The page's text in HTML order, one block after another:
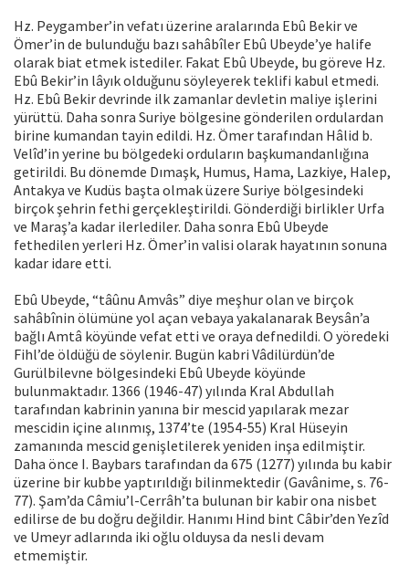
Hz. Peygamber’in vefatı üzerine aralarında Ebû Bekir ve
Ömer’in de bulunduğu bazı sahâbîler Ebû Ubeyde’ye halife
olarak biat etmek istediler. Fakat Ebû Ubeyde, bu göreve Hz.
Ebû Bekir’in lâyık olduğunu söyleyerek teklifi kabul etmedi.
Hz. Ebû Bekir devrinde ilk zamanlar devletin maliye işlerini
yürüttü. Daha sonra Suriye bölgesine gönderilen ordulardan
birine kumandan tayin edildi. Hz. Ömer tarafından Hâlid b.
Velîd’in yerine bu bölgedeki orduların başkumandanlığına
getirildi. Bu dönemde Dımaşk, Humus, Hama, Lazkiye, Halep,
Antakya ve Kudüs başta olmak üzere Suriye bölgesindeki
birçok şehrin fethi gerçekleştirildi. Gönderdiği birlikler Urfa
ve Maraş’a kadar ilerlediler. Daha sonra Ebû Ubeyde
fethedilen yerleri Hz. Ömer’in valisi olarak hayatının sonuna
kadar idare etti.
Ebû Ubeyde, “tâûnu Amvâs” diye meşhur olan ve birçok
sahâbînin ölümüne yol açan vebaya yakalanarak Beysân’a
bağlı Amtâ köyünde vefat etti ve oraya defnedildi. O yöredeki
Fihl’de öldüğü de söylenir. Bugün kabri Vâdilürdün’de
Gurülbilevne bölgesindeki Ebû Ubeyde köyünde
bulunmaktadır. 1366 (1946-47) yılında Kral Abdullah
tarafından kabrinin yanına bir mescid yapılarak mezar
mescidin içine alınmış, 1374’te (1954-55) Kral Hüseyin
zamanında mescid genişletilerek yeniden inşa edilmiştir.
Daha önce I. Baybars tarafından da 675 (1277) yılında bu kabir
üzerine bir kubbe yaptırıldığı bilinmektedir (Gavânime, s. 76-
77). Şam’da Câmiu’l-Cerrâh’ta bulunan bir kabir ona nisbet
edilirse de bu doğru değildir. Hanımı Hind bint Câbir’den Yezîd
ve Umeyr adlarında iki oğlu olduysa da nesli devam
etmemiştir.